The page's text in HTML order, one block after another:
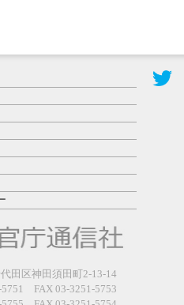
県警等と大
規模災害時
連携協定を
締結し...
2026年7月27
日更新
政経学部の
来春開設決
田区神田須田町2-13-14
FAX 03-3251-5753